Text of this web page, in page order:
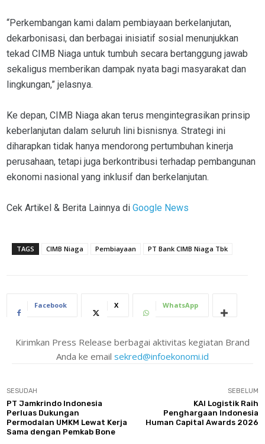
“Perkembangan kami dalam pembiayaan berkelanjutan,
dekarbonisasi, dan berbagai inisiatif sosial menunjukkan
tekad CIMB Niaga untuk tumbuh secara bertanggung jawab
sekaligus memberikan dampak nyata bagi masyarakat dan
lingkungan,” jelasnya.
Ke depan, CIMB Niaga akan terus mengintegrasikan prinsip
keberlanjutan dalam seluruh lini bisnisnya. Strategi ini
diharapkan tidak hanya mendorong pertumbuhan kinerja
perusahaan, tetapi juga berkontribusi terhadap pembangunan
ekonomi nasional yang inklusif dan berkelanjutan.
Cek Artikel & Berita Lainnya di Google News
TAGS CIMB Niaga Pembiayaan PT Bank CIMB Niaga Tbk
Facebook X WhatsApp
Kirimkan Press Release berbagai aktivitas kegiatan Brand
Anda ke email sekred@infoekonomi.id
SESUDAH
PT Jamkrindo Indonesia
Perluas Dukungan
Permodalan UMKM Lewat Kerja
Sama dengan Pemkab Bone
SEBELUM
KAI Logistik Raih
Penghargaan Indonesia
Human Capital Awards 2026